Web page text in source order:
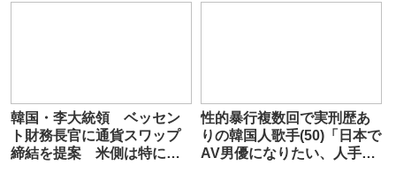
韓国・李大統領 ベッセン
ト財務長官に通貨スワップ
締結を提案 米側は特に扱
性的暴行複数回で実刑歴あ
りの韓国人歌手(50)「日本で
AV男優になりたい、人手不